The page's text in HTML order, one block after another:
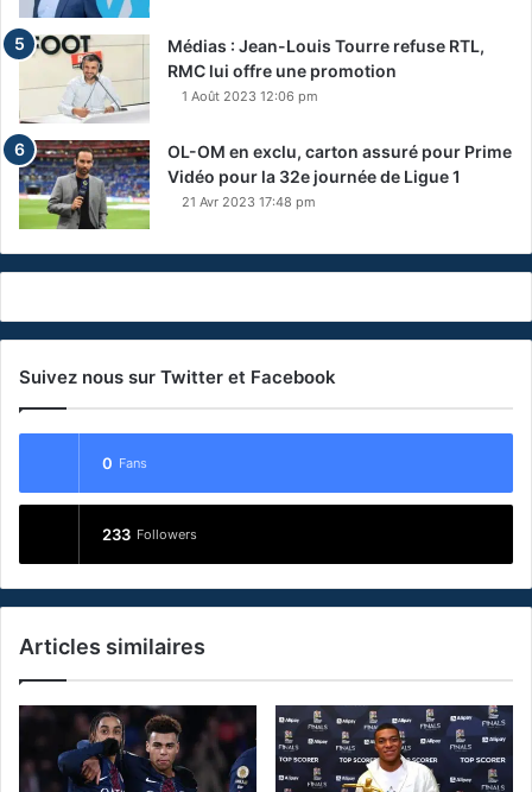
Médias : Jean-Louis Tourre refuse RTL,
RMC lui offre une promotion
1 Août 2023 12:06 pm
OL-OM en exclu, carton assuré pour Prime
Vidéo pour la 32e journée de Ligue 1
21 Avr 2023 17:48 pm
Suivez nous sur Twitter et Facebook
0 Fans
233 Followers
Articles similaires